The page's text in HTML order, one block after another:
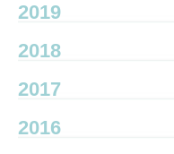
2019
2018
2017
2016